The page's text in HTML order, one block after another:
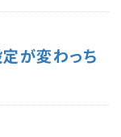
が変わっち